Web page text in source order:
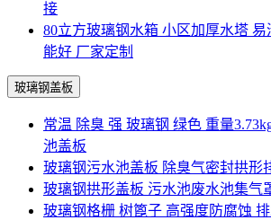
接
80立方玻璃钢水箱 小区加厚水塔
能好 厂家定制
玻璃钢盖板
常温 除臭 强 玻璃钢 绿色 重量
池盖板
玻璃钢污水池盖板 除臭气密封拱形
玻璃钢拱形盖板 污水池废水池集气
玻璃钢格栅 树篦子 高强度防腐蚀